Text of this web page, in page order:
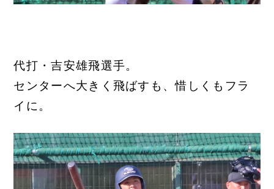
代打・吉安雄飛選手。
センターへ大きく飛ばすも、惜しくもフラ
イに。